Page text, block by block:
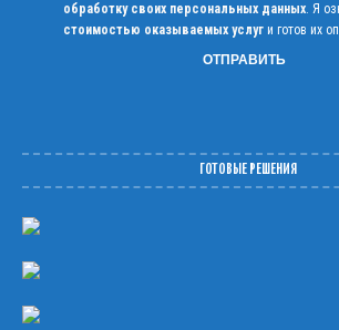
обработку своих персональных данных. Я
стоимостью оказываемых услуг и готов их
ГОТОВЫЕ РЕШЕНИЯ